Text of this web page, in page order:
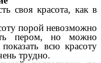
красота, как в
порой невозможно
пером, но можно
всю красоту
трудно.